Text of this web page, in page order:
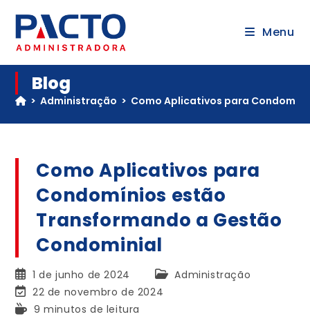
Menu
Blog
> Administração > Como Aplicativos para
Como Aplicativos para
Condomínios estão
Transformando a Gestão
Condominial
1 de junho de 2024
Administração
22 de novembro de 2024
9 minutos de leitura